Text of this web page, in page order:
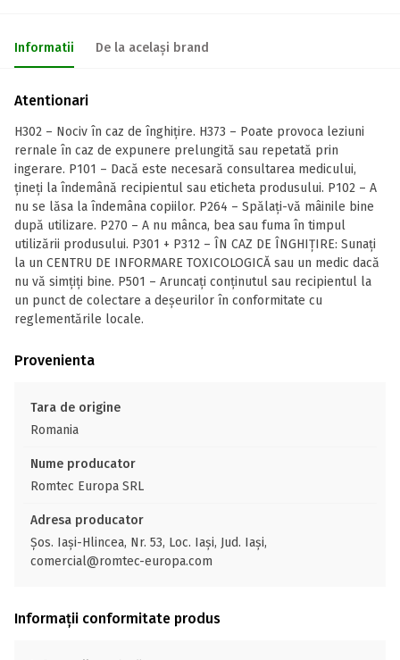
Informatii De la același brand
Atentionari
H302 – Nociv în caz de înghițire. H373 – Poate provoca leziuni
rernale în caz de expunere prelungită sau repetată prin
ingerare. P101 – Dacă este necesară consultarea medicului,
țineți la îndemână recipientul sau eticheta produsului. P102 – A
nu se lăsa la îndemâna copiilor. P264 – Spălați-vă mâinile bine
după utilizare. P270 – A nu mânca, bea sau fuma în timpul
utilizării produsului. P301 + P312 – ÎN CAZ DE ÎNGHIȚIRE: Sunați
la un CENTRU DE INFORMARE TOXICOLOGICĂ sau un medic dacă
nu vă simțiți bine. P501 – Aruncați conținutul sau recipientul la
un punct de colectare a deșeurilor în conformitate cu
reglementările locale.
Provenienta
Tara de origine
Romania
Nume producator
Romtec Europa SRL
Adresa producator
Șos. Iași-Hlincea, Nr. 53, Loc. Iași, Jud. Iași,
comercial@romtec-europa.com
Informații conformitate produs